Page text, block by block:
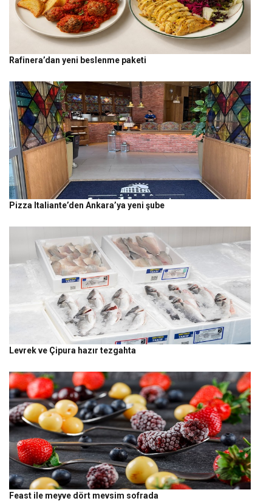
Rafinera’dan yeni beslenme paketi
Pizza Italiante’den Ankara’ya yeni şube
Levrek ve Çipura hazır tezgahta
Feast ile meyve dört mevsim sofrada